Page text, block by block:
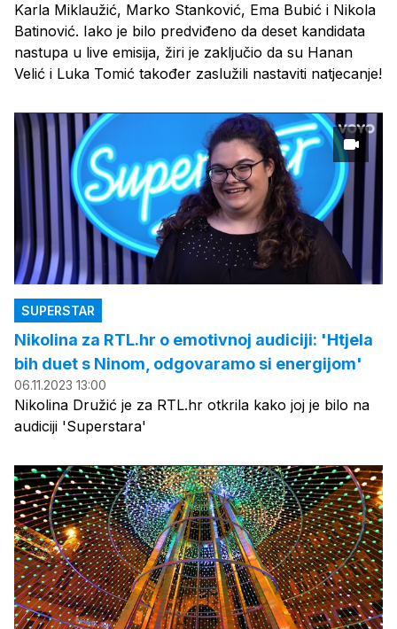
Karla Miklaužić, Marko Stanković, Ema Bubić i Nikola
Batinović. Iako je bilo predviđeno da deset kandidata
nastupa u live emisija, žiri je zaključio da su Hanan
Velić i Luka Tomić također zaslužili nastaviti natjecanje!
SUPERSTAR
Nikolina za RTL.hr o emotivnoj audiciji: 'Htjela
bih duet s Ninom, odgovaramo si energijom'
06.11.2023 13:00
Nikolina Družić je za RTL.hr otkrila kako joj je bilo na
audiciji 'Superstara'